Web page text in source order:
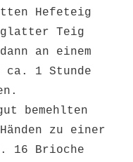
Hefeteig
Teig
an einem
ca. 1 Stunde
bemehlten
zu einer
16 Brioche